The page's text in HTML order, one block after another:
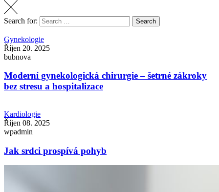
Search for: Search
Gynekologie
Říjen 20. 2025
bubnova
Moderní gynekologická chirurgie – šetrné zákroky
bez stresu a hospitalizace
Kardiologie
Říjen 08. 2025
wpadmin
Jak srdci prospívá pohyb